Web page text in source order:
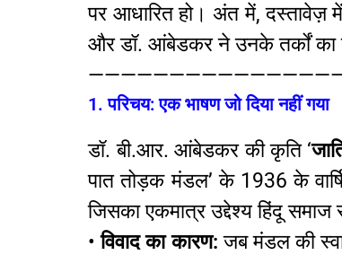
पर आधारित हो। अंत में, दस्तावेज़ में
और डॉ. आंबेडकर ने उनके तर्कों का
1. परिचय: एक भाषण जो दिया नहीं गया
डॉ. बी.आर. आंबेडकर की कृति ‘
पात तोड़क मंडल’ के 1936 के
जिसका एकमात्र उद्देश्य हिंदू समाज
•विवाद का कारण: जब मंडल की